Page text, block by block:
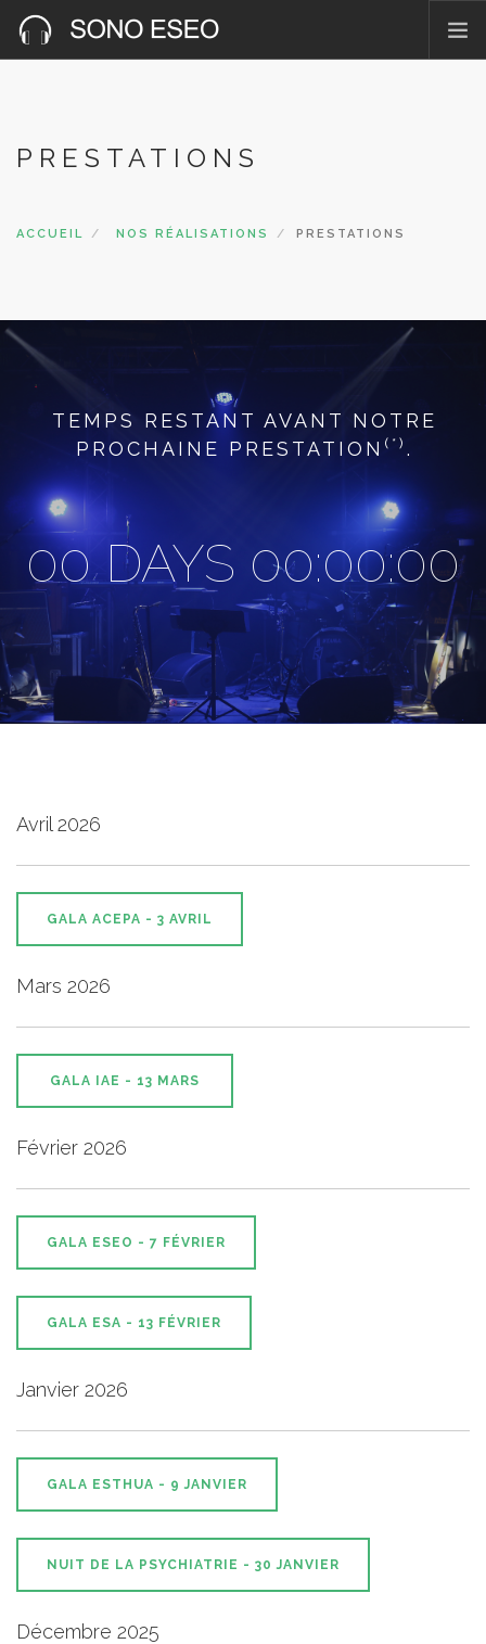
NOS RÉALISATIONS
CATALOGUE
PRESTATIONS
ACCUEIL NOS RÉALISATIONS PRESTATIONS
TEMPS RESTANT AVANT NOTRE
PROCHAINE PRESTATION (*) .
00 DAYS 00:00:00
Avril 2026
GALA ACEPA - 3 AVRIL
Mars 2026
GALA IAE - 13 MARS
Février 2026
GALA ESEO - 7 FÉVRIER
GALA ESA - 13 FÉVRIER
Janvier 2026
GALA ESTHUA - 9 JANVIER
NUIT DE LA PSYCHIATRIE - 30 JANVIER
Décembre 2025